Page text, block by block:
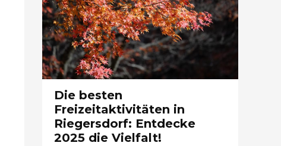
Die besten
Freizeitaktivitäten in
Riegersdorf: Entdecke
2025 die Vielfalt!